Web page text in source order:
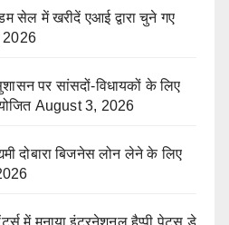
सेल में खरीदें एआई द्वारा चुने गए
2026
पर सांसदों-विधायकों के लिए
August 3, 2026
दोबारा बिजनेस लोन लेने के लिए
में मनाया इंटरनेशनल हैप्पी पेट्स डे